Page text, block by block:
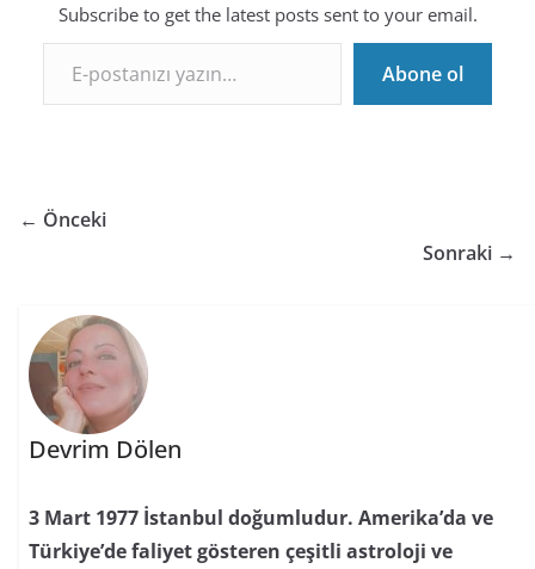
Subscribe to get the latest posts sent to your email.
E-postanızı yazın…
Abone ol
← Önceki
Sonraki →
Devrim Dölen
3 Mart 1977 İstanbul doğumludur. Amerika’da ve
Türkiye’de faliyet gösteren çeşitli astroloji ve